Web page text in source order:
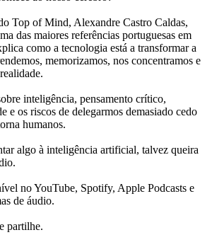
Top of Mind, Alexandre Castro Caldas,
das maiores referências portuguesas em
como a tecnologia está a transformar a
memorizamos, nos concentramos e
inteligência, pensamento crítico,
e os riscos de delegarmos demasiado cedo
humanos.​
algo à inteligência artificial, talvez queira
no YouTube, Spotify, Apple Podcasts e
de áudio.​
partilhe.​